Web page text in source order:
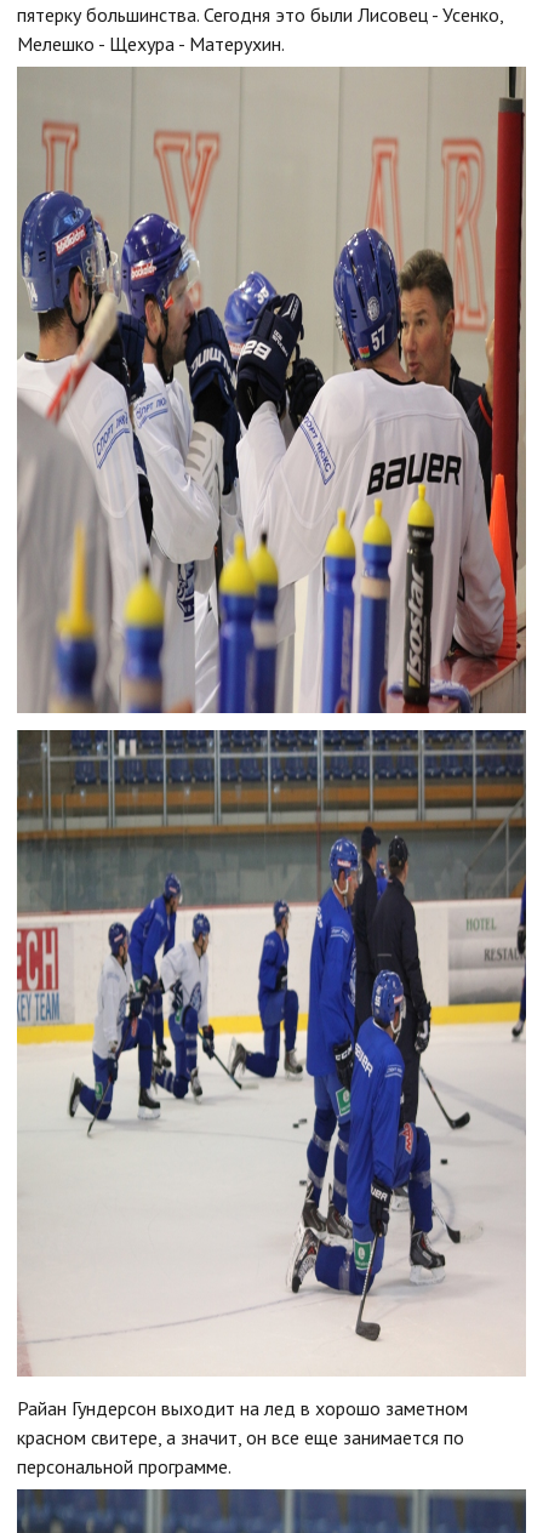
пятерку большинства. Сегодня это были Лисовец - Усенко,
Мелешко - Щехура - Матерухин.
Райан Гундерсон выходит на лед в хорошо заметном
красном свитере, а значит, он все еще занимается по
персональной программе.